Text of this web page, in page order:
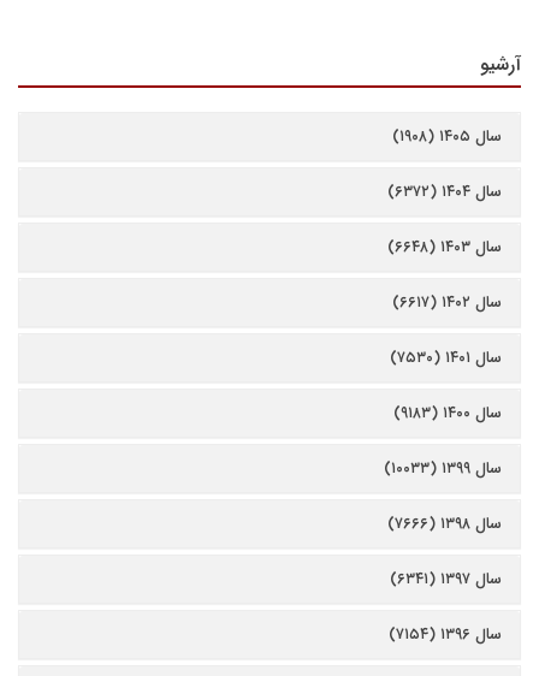
آرشیو
سال ۱۴۰۵ (۱۹۰۸)
سال ۱۴۰۴ (۶۳۷۲)
سال ۱۴۰۳ (۶۶۴۸)
سال ۱۴۰۲ (۶۶۱۷)
سال ۱۴۰۱ (۷۵۳۰)
سال ۱۴۰۰ (۹۱۸۳)
سال ۱۳۹۹ (۱۰۰۳۳)
سال ۱۳۹۸ (۷۶۶۶)
سال ۱۳۹۷ (۶۳۴۱)
سال ۱۳۹۶ (۷۱۵۴)